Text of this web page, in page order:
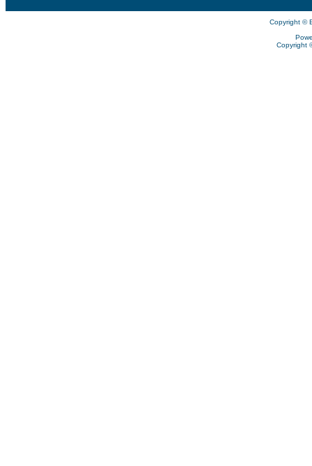
Copyright ©
Copyright